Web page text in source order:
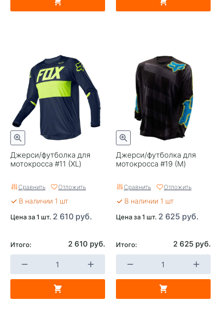
Джерси/футболка для
мотокросса #11 (XL)
Сравнить Отложить
В наличии 1 шт
Цена за 1 шт. 2 610 руб.
Итого: 2 610 руб.
Джерси/футболка для
мотокросса #19 (M)
Сравнить Отложить
В наличии 1 шт
Цена за 1 шт. 2 625 руб.
Итого: 2 625 руб.